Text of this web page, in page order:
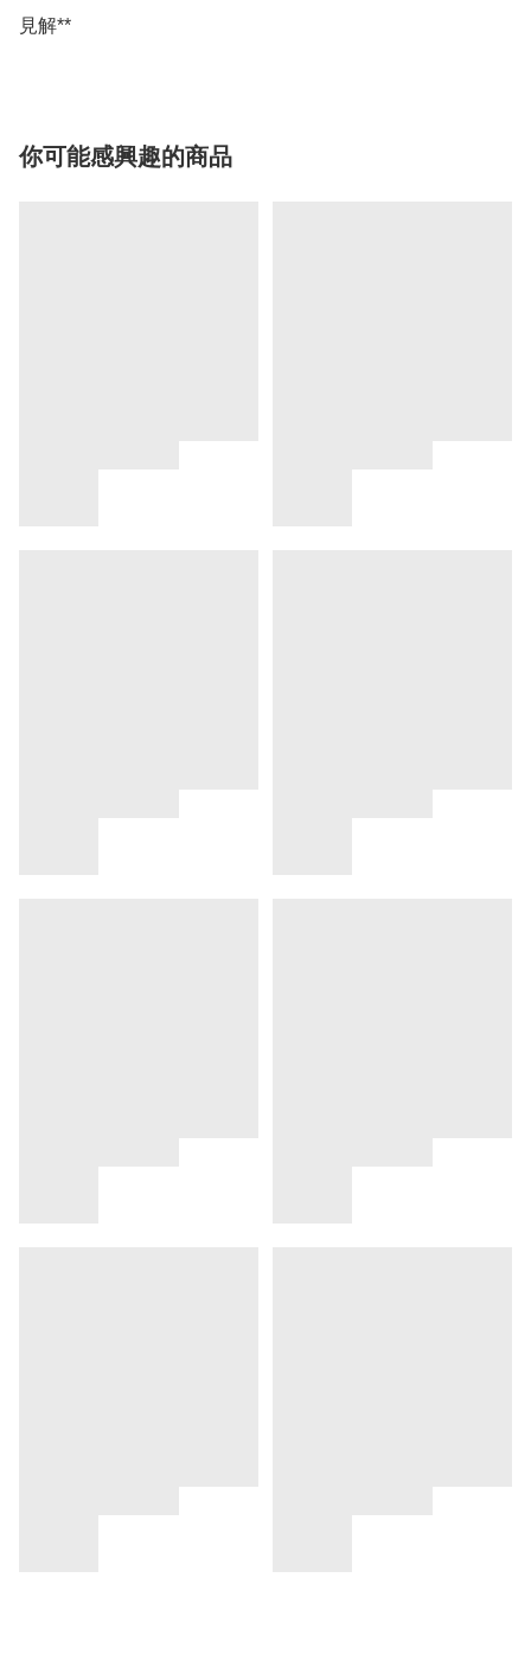
你可能感興趣的商品